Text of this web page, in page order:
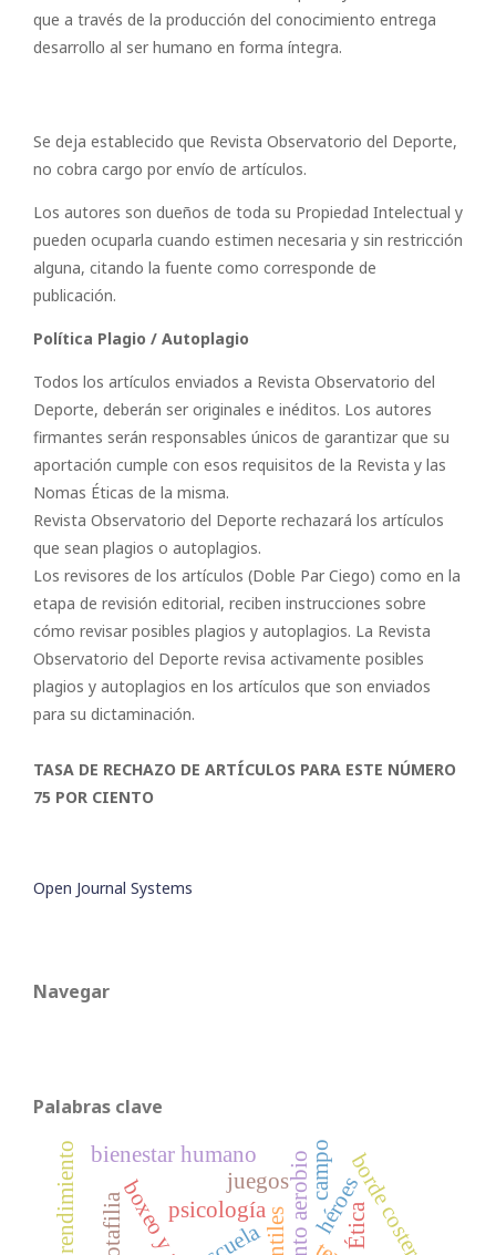
que a través de la producción del conocimiento entrega
desarrollo al ser humano en forma íntegra.
Se deja establecido que Revista Observatorio del Deporte,
no cobra cargo por envío de artículos.
Los autores son dueños de toda su Propiedad Intelectual y
pueden ocuparla cuando estimen necesaria y sin restricción
alguna, citando la fuente como corresponde de
publicación.
Política Plagio / Autoplagio
Todos los artículos enviados a Revista Observatorio del
Deporte, deberán ser originales e inéditos. Los autores
firmantes serán responsables únicos de garantizar que su
aportación cumple con esos requisitos de la Revista y las
Nomas Éticas de la misma.
Revista Observatorio del Deporte rechazará los artículos
que sean plagios o autoplagios.
Los revisores de los artículos (Doble Par Ciego) como en la
etapa de revisión editorial, reciben instrucciones sobre
cómo revisar posibles plagios y autoplagios. La Revista
Observatorio del Deporte revisa activamente posibles
plagios y autoplagios en los artículos que son enviados
para su dictaminación.
TASA DE RECHAZO DE ARTÍCULOS PARA ESTE NÚMERO
75 POR CIENTO
Open Journal Systems
Navegar
Palabras clave
psicología héroesborde costero
bienestar humano
altorendimiento Ética
campo
notafilia
juegos